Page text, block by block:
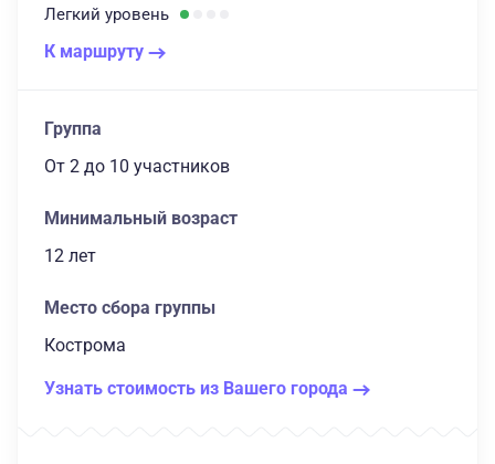
Легкий уровень
К маршруту
Группа
От 2 до 10 участников
Минимальный возраст
12 лет
Место сбора группы
Кострома
Узнать стоимость из Вашего города